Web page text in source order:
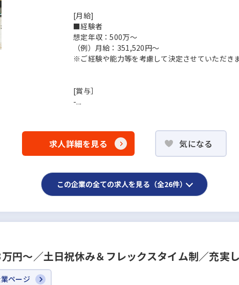
[月給]
■経験者
想定年収：500万～
（例）月給：351,520円～
※ご経験や能力等を考慮して決定させていただき
[賞与］
-...
求人詳細を見る 気になる
この企業の全ての求人を見る（全26件）
～／土日祝休み＆フレックスタイム制／充実
ページ